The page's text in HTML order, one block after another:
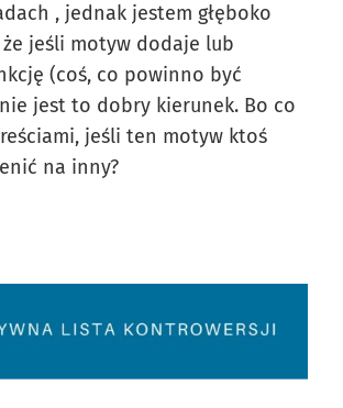
, jednak jestem głęboko
jeśli motyw dodaje lub
(coś, co powinno być
jest to dobry kierunek. Bo co
jeśli ten motyw ktoś
na inny?